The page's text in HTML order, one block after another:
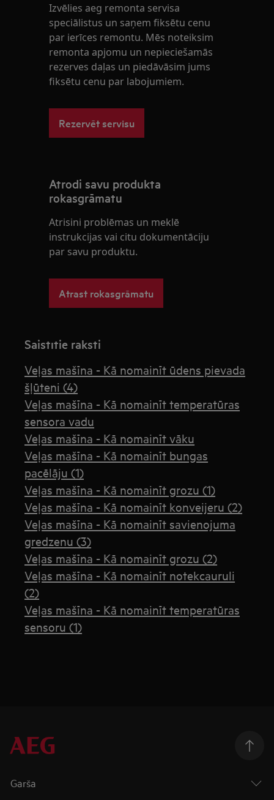
Izvēlies aeg remonta servisa
speciālistus un saņem fiksētu cenu
par ierīces remontu. Mēs noteiksim
remonta apjomu un nepieciešamās
rezerves daļas un piedāvāsim jums
fiksētu cenu par labojumiem.
Rezervēt servisu
Atrodi savu produkta
rokasgrāmatu
Atrisini problēmas un meklē
instrukcijas vai citu dokumentāciju
par savu produktu.
Atrast rokasgrāmatu
Saistītie raksti
Veļas mašīna - Kā nomainīt ūdens pievada
šļūteni (4)
Veļas mašīna - Kā nomainīt temperatūras
sensora vadu
Veļas mašīna - Kā nomainīt vāku
Veļas mašīna - Kā nomainīt bungas
pacēlāju (1)
Veļas mašīna - Kā nomainīt grozu (1)
Veļas mašīna - Kā nomainīt konveijeru (2)
Veļas mašīna - Kā nomainīt savienojuma
gredzenu (3)
Veļas mašīna - Kā nomainīt grozu (2)
Veļas mašīna - Kā nomainīt notekcauruli
(2)
Veļas mašīna - Kā nomainīt temperatūras
sensoru (1)
Garša